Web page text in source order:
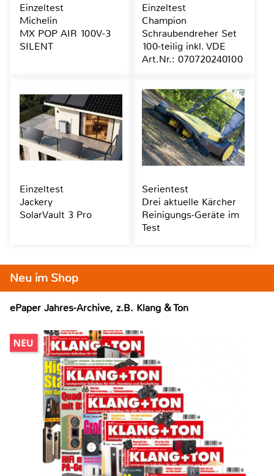
Neu im Shop
ePaper Jahres-Archive, z.B. Klang & Ton
Einzeltest
Michelin
MX POP AIR 100V-3
SILENT
Einzeltest
Champion
Schraubendreher Set
100-teilig inkl. VDE
Art.Nr.: 070720240100
Einzeltest
Jackery
SolarVault 3 Pro
Serientest
Drei aktuelle Kärcher
Reinigungs-Geräte im
Test